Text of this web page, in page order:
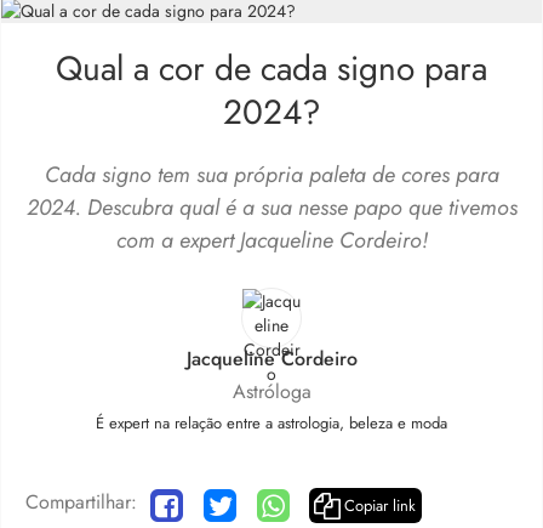
Qual a cor de cada signo para
2024?
Cada signo tem sua própria paleta de cores para
2024. Descubra qual é a sua nesse papo que tivemos
com a expert Jacqueline Cordeiro!
Jacqueline Cordeiro
Astróloga
É expert na relação entre a astrologia, beleza e moda
Compartilhar: Copiar link